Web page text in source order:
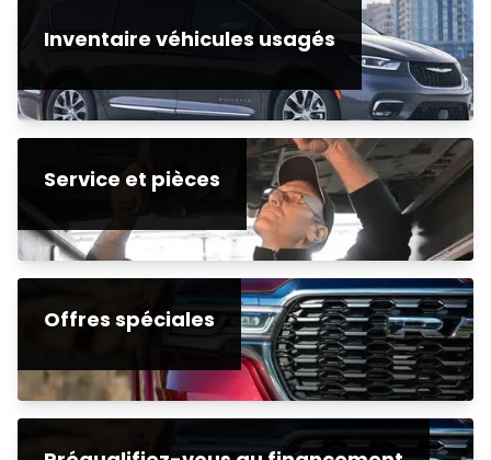
Inventaire véhicules usagés
Service et pièces
Offres spéciales